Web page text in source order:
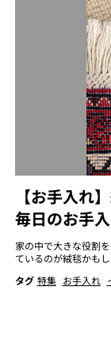
【お手入れ
毎日のお手
家の中で大きな役割
ているのが絨毯かも
タグ 特集 お手入れ